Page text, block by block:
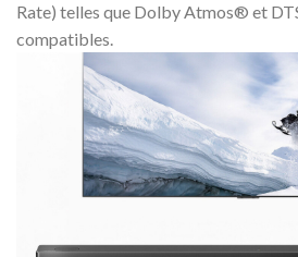
Rate) telles que Dolby Atmos® et
compatibles.